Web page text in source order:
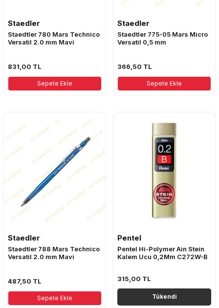
Staedler
Staedtler 780 Mars Technico
Versatil 2.0 mm Mavi
831,00 TL
Sepete Ekle
Staedler
Staedtler 775-05 Mars Micro
Versatil 0,5 mm
366,50 TL
Sepete Ekle
Staedler
Staedtler 788 Mars Technico
Versatil 2.0 mm Mavi
487,50 TL
Sepete Ekle
Pentel
Pentel Hi-Polymer Ain Stein
Kalem Ucu 0,2Mm C272W-B
315,00 TL
Tükendi